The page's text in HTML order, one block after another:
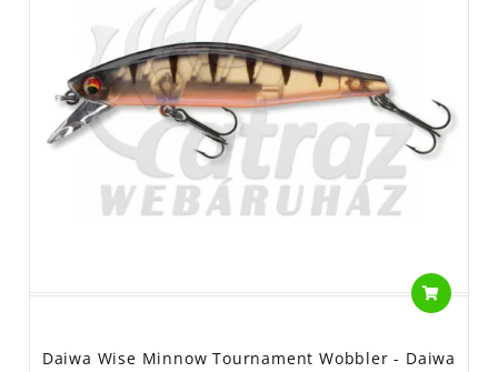
Daiwa Wise Minnow Tournament Wobbler - Daiwa